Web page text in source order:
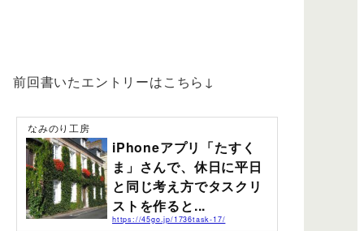
前回書いたエントリーはこちら↓
なみのり工房
iPhoneアプリ「たすく
ま」さんで、休日に平日
と同じ考え方でタスクリ
ストを作ると...
https://45go.jp/1736task-17/